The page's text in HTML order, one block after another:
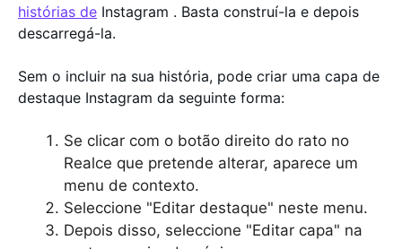
histórias de Instagram . Basta construí-la e depois
descarregá-la.
Sem o incluir na sua história, pode criar uma capa de
destaque Instagram da seguinte forma:
Se clicar com o botão direito do rato no
Realce que pretende alterar, aparece um
menu de contexto.
Seleccione "Editar destaque" neste menu.
Depois disso, seleccione "Editar capa" na